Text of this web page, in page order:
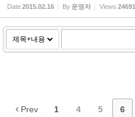
Date2015.02.16 By 운영자 Views 24691
Prev 1 4 5 6